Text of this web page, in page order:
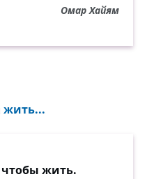
Омар Хайям
жить...
чтобы жить.